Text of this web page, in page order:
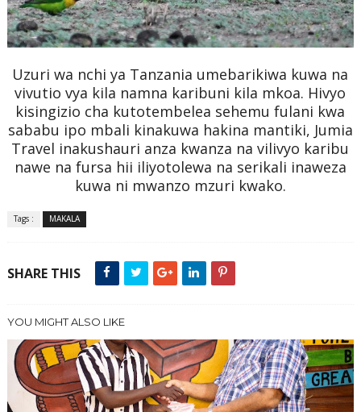
Uzuri wa nchi ya Tanzania umebarikiwa kuwa na
vivutio vya kila namna karibuni kila mkoa. Hivyo
kisingizio cha kutotembelea sehemu fulani kwa
sababu ipo mbali kinakuwa hakina mantiki, Jumia
Travel inakushauri anza kwanza na vilivyo karibu
nawe na fursa hii iliyotolewa na serikali inaweza
kuwa ni mwanzo mzuri kwako.
Tags : MAKALA
SHARE THIS
YOU MIGHT ALSO LIKE